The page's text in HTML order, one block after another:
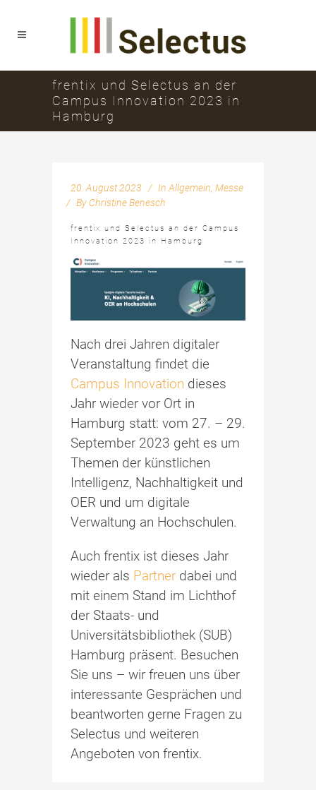
frentix und Selectus an der
Campus Innovation 2023 in
Hamburg
20. August 2023 In Allgemein, Messe
By Christine Benesch
frentix und Selectus an der Campus
Innovation 2023 in Hamburg
Nach drei Jahren digitaler
Veranstaltung findet die
Campus Innovation dieses
Jahr wieder vor Ort in
Hamburg statt: vom 27. – 29.
September 2023 geht es um
Themen der künstlichen
Intelligenz, Nachhaltigkeit und
OER und um digitale
Verwaltung an Hochschulen.
Auch frentix ist dieses Jahr
wieder als Partner dabei und
mit einem Stand im Lichthof
der Staats- und
Universitätsbibliothek (SUB)
Hamburg präsent. Besuchen
Sie uns – wir freuen uns über
interessante Gesprächen und
beantworten gerne Fragen zu
Selectus und weiteren
Angeboten von frentix.